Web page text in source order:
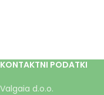
KONTAKTNI PODATKI
Valgaia d.o.o.